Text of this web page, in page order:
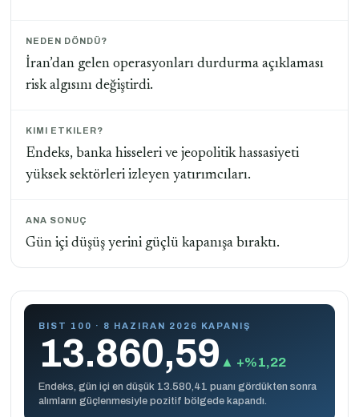
NEDEN DÖNDÜ?
İran’dan gelen operasyonları durdurma açıklaması
risk algısını değiştirdi.
KIMI ETKILER?
Endeks, banka hisseleri ve jeopolitik hassasiyeti
yüksek sektörleri izleyen yatırımcıları.
ANA SONUÇ
Gün içi düşüş yerini güçlü kapanışa bıraktı.
BIST 100 · 8 HAZIRAN 2026 KAPANIŞ
13.860,59 ▲ +%1,22
Endeks, gün içi en düşük 13.580,41 puanı gördükten sonra
alımların güçlenmesiyle pozitif bölgede kapandı.